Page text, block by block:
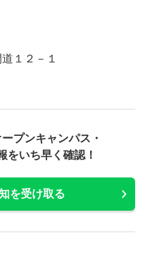
１２－１
ープンキャンパス・
をいち早く確認！
を受け取る